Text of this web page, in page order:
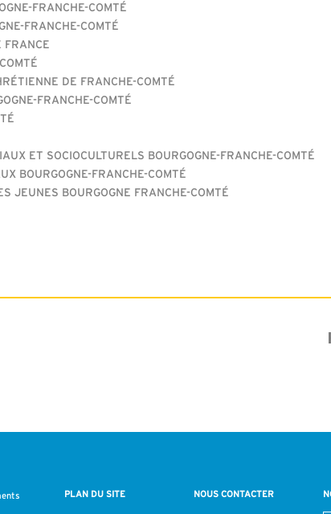
FRANCHE-COMTÉ
FRANCHE-COMTÉ
FRANCE
DE FRANCHE-COMTÉ
FRANCHE-COMTÉ
ET SOCIOCULTURELS BOURGOGNE-FRANCHE-COMTÉ
BOURGOGNE-FRANCHE-COMTÉ
JEUNES BOURGOGNE FRANCHE-COMTÉ
PLAN DU SITE NOUS CONTACTER